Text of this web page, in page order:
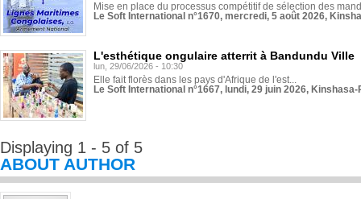
Mise en place du processus compétitif de sélection des
Le Soft International n°1670, mercredi, 5 août 2026,
L'esthétique ongulaire atterrit à Bandundu Ville
lun, 29/06/2026 - 10:30
Elle fait florès dans les pays d'Afrique de l'est...
Le Soft International n°1667, lundi, 29 juin 2026,
Displaying 1 - 5 of 5
ABOUT AUTHOR